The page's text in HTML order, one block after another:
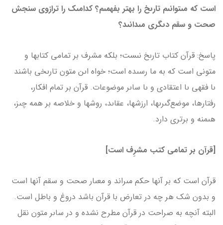
است که مى­توانىم تارىخ را بهتر بفهمىم؟ کدام­ىک را ترازوى سنجش
صحت و سقم دىگرى مى­دانىد؟
پاسخ: قرآن کتاب تارىخ نىست؛ بلکه مشرف بر تمامى کتاب­ها و
متونى است که به ما رسىده است؛ خواه اىن متون تارىخى باشند
ىا فقهى ىا اعتقادى و ىا ساىر موضوعات. قرآن بر تمام افکار،
رفتارها، موضع‌گىرى­ها، ارزش­ها، عقاىد، روش­ها و خلاصه بر همه چىز،
هىمنه و برترى دارد.
[قرآن بر تمامی کتب مشرِف است]
قرآن است که بر آن­ها حکم مى­راند و معىار صحت و سقم آن­ها است
و بدون شک هر چه در تعارض با قرآن باشد دروغ و باطل است.
البته آنچه به صراحت در قرآن مطرح نشده و در ساىر متون نقل